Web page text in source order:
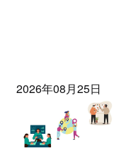
2026年08月25日